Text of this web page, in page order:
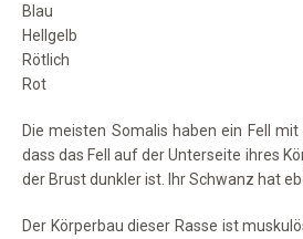
Blau
Hellgelb
Rötlich
Rot
Die meisten Somalis haben ein Fell mit
dass das Fell auf der Unterseite ihres
der Brust dunkler ist. Ihr Schwanz hat
Der Körperbau dieser Rasse ist